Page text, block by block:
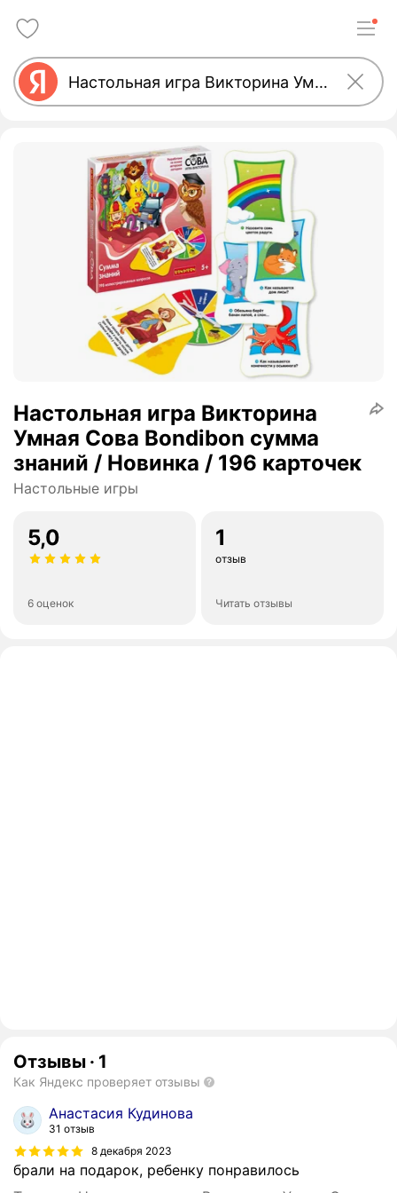
Настольная игра Викторина
Умная Сова Bondibon сумма
знаний / Новинка / 196 карточек
Настольные игры
5,0
6 оценок
1
отзыв
Читать отзывы
Отзывы · 1
Как Яндекс проверяет отзывы
Анастасия Кудинова
31 отзыв
8 декабря 2023
брали на подарок, ребенку понравилось